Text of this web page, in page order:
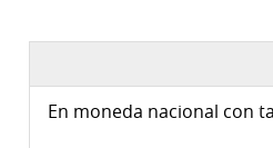
En moneda nacional con